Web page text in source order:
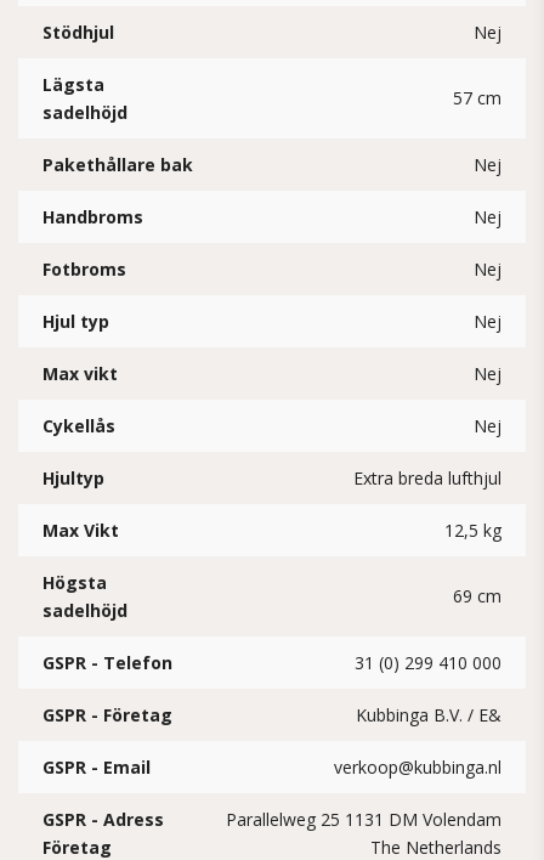
Stödhjul Nej
Lägsta
sadelhöjd
57 cm
Pakethållare bak Nej
Handbroms Nej
Fotbroms Nej
Hjul typ Nej
Max vikt Nej
Cykellås Nej
Hjultyp Extra breda lufthjul
Max Vikt 12,5 kg
Högsta
sadelhöjd
69 cm
GSPR - Telefon 31 (0) 299 410 000
GSPR - Företag Kubbinga B.V. / E&
GSPR - Email verkoop@kubbinga.nl
GSPR - Adress
Företag
Parallelweg 25 1131 DM Volendam
The Netherlands